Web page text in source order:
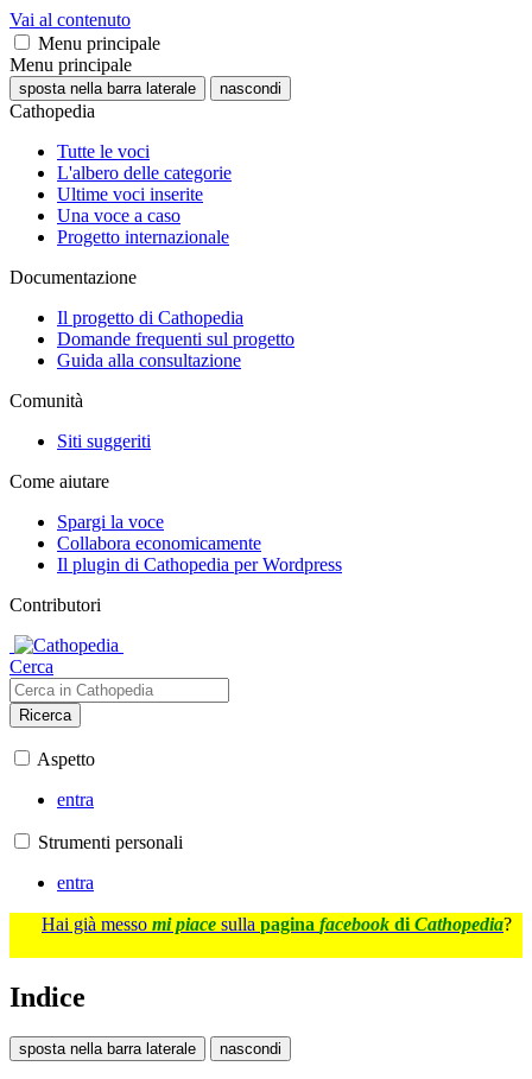
Vai al contenuto
Menu principale
Menu principale
sposta nella barra laterale nascondi
Cathopedia
Tutte le voci
L'albero delle categorie
Ultime voci inserite
Una voce a caso
Progetto internazionale
Documentazione
Il progetto di Cathopedia
Domande frequenti sul progetto
Guida alla consultazione
Comunità
Siti suggeriti
Come aiutare
Spargi la voce
Collabora economicamente
Il plugin di Cathopedia per Wordpress
Contributori
Cerca
Ricerca
Aspetto
entra
Strumenti personali
entra
Hai già messo mi piace sulla pagina facebook di Cathopedia?
Indice
sposta nella barra laterale nascondi